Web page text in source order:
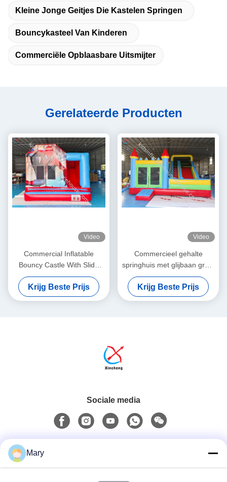
Kleine Jonge Geitjes Die Kastelen Springen
Bouncykasteel Van Kinderen
Commerciële Opblaasbare Uitsmijter
Gerelateerde Producten
Video
Commercial Inflatable
Bouncy Castle With Slide
Spiderman Bouncy Castle
For Sale
Krijg Beste Prijs
Video
Commercieel gehalte
springhuis met glijbaan groot
springkasteel opblaasbare
combo
Krijg Beste Prijs
Sociale media
Mary